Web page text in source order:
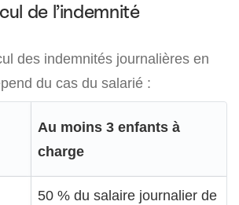
de l’indemnité
des indemnités journalières en
du cas du salarié :
Au moins 3 enfants à
charge
50 % du salaire journalier de